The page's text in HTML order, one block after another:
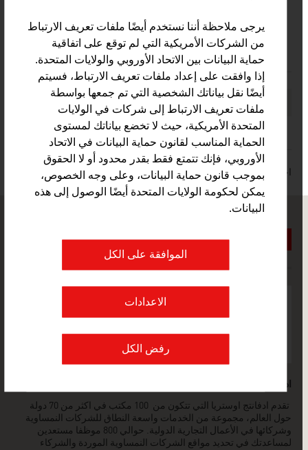
Content Navigation
اخر تحديث : 12. November 2025
والشركات النمساوية المثيرة للاهتمام في هذه
ادفانتج اوستريا - شبكتنا العالمية من اجلكم
تقدم ادفانتج اوستريا التي تتكون من 100 مكتب في اكثر من 70 دولة
حول العالم، مجموعة من الخدمات واسعة النطاق للشركات النمساوية
وشركائها في الأعمال التجارية الدولية. حوالي 800 موظفا مستعدين
لمساعدتك في تحديد مواقع الشركات النمساوية الموردة والشركاء
يرجى ملاحظة أننا نستخدم أيضًا ملفات تعريف الارتباط
من الشركات الأمريكية التي لم توقع على اتفاقية
حماية البيانات بين الاتحاد الأوروبي والولايات المتحدة.
إذا وافقت على إعداد ملفات تعريف الارتباط، فسيتم
أيضًا نقل بياناتك الشخصية التي تم جمعها بواسطة
ملفات تعريف الارتباط إلى شركات في الولايات
المتحدة الأمريكية، حيث لا تخضع بياناتك لمستوى
الحماية المناسب لقانون حماية البيانات في الاتحاد
الأوروبي، فإنك تتمتع فقط بقدر محدود أو لا الحقوق
بموجب قانون حماية البيانات، وعلى وجه الخصوص،
يمكن لحكومة الولايات المتحدة أيضًا الوصول إلى هذه
البيانات.
الموافقة على الكل
الاعدادات
رفض الكل